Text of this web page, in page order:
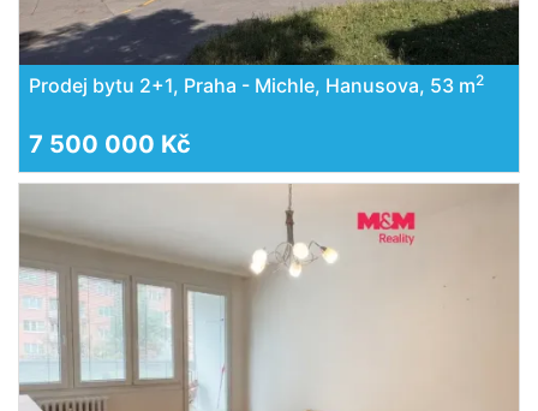
Prodej bytu 2+1, Praha - Michle, Hanusova, 53 m2
7 500 000 Kč